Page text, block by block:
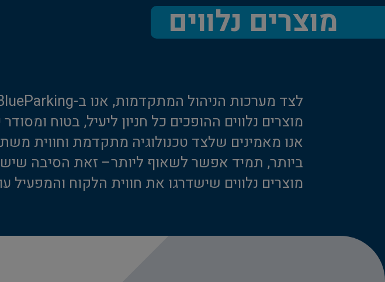
מוצרים נלווים
אנו מאמינים שלצד טכנולוגיה מתקדמת וחווית
ביותר, תמיד אפשר לשאוף ליותר– זאת הסיבה שיש
מוצרים נלווים שישדרגו את חווית הלקוח והמפעיל